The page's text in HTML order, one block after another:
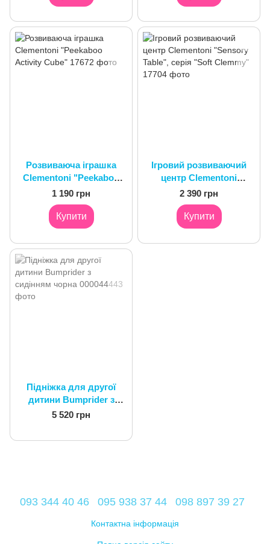
Розвиваюча іграшка
Clementoni "Peekaboo
Activity Cube"
1 190 грн
Купити
Ігровий розвиваючий
центр Clementoni
"Sensory Table", серія
"Soft Clemmy"
2 390 грн
Купити
Підніжка для другої
дитини Bumprider з
сидінням чорна
5 520 грн
093 344 40 46 095 938 37 44 098 897 39 27
Контактна інформація